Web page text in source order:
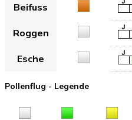
Beifuss
Roggen
Esche
Pollenflug - Legende